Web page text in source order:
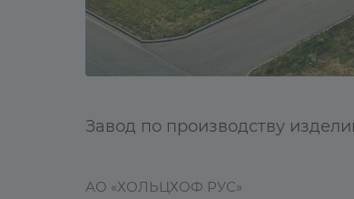
Завод по производству
АО «ХОЛЬЦХОФ РУС»